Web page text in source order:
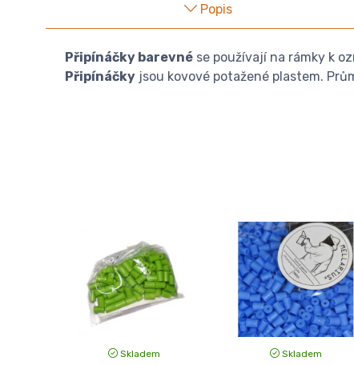
Popis
Připínáčky barevné se používají na rámky k
Připínáčky jsou kovové potažené plastem.
Skladem Skladem